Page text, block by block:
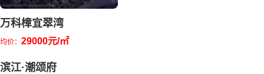
万科樟宜翠湾
均价： 29000元/㎡
滨江·潮颂府